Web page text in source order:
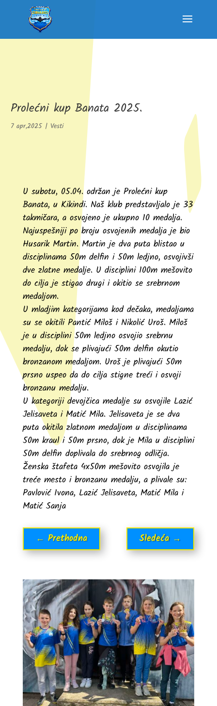
Prolećni kup Banata 2025.
7 apr,2025 | Vesti
U subotu, 05.04. održan je Prolećni kup
Banata, u Kikindi. Naš klub predstavljalo je 33
takmičara, a osvojeno je ukupno 10 medalja.
Najuspešniji po broju osvojenih medalja je bio
Husarik Martin. Martin je dva puta blistao u
disciplinama 50m delfin i 50m ledjno, osvojivši
dve zlatne medalje. U disciplini 100m mešovito
do cilja je stigao drugi i okitio se srebrnom
medaljom.
U mladjim kategorijama kod dečaka, medaljama
su se okitili Pantić Miloš i Nikolić Uroš. Miloš
je u disciplini 50m ledjno osvojio srebrnu
medalju, dok se plivajući 50m delfin okutio
bronzanom medaljom. Uroš je plivajući 50m
prsno uspeo da do cilja stigne treći i osvoji
bronzanu medalju.
U kategoriji devojčica medalje su osvojile Lazić
Jelisaveta i Matić Mila. Jelisaveta je se dva
puta okitila zlatnom medaljom u disciplinama
50m kraul i 50m prsno, dok je Mila u disciplini
50m delfin doplivala do srebrnog odličja.
Ženska štafeta 4x50m mešovito osvojila je
treće mesto i bronzanu medalju, a plivale su:
Pavlović Ivona, Lazić Jelisaveta, Matić Mila i
Matić Sanja
← Prethodna Sledeća→